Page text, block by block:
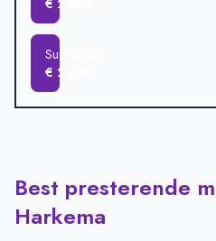
€ 2.882
Surhuizum
€ 2.648
Verkoopprijzen in andere
Harkema
Best presterende
Harkema